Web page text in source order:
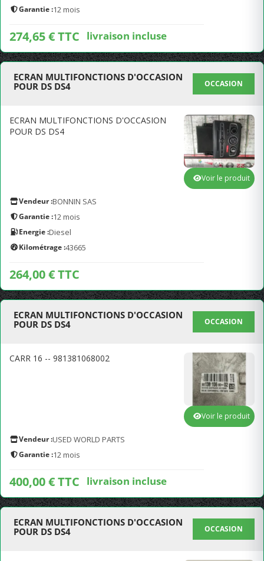
Garantie :12 mois
274,65 € TTC livraison incluse
ECRAN MULTIFONCTIONS D'OCCASION
POUR DS DS4
OCCASION
ECRAN MULTIFONCTIONS D'OCCASION
POUR DS DS4
Vendeur :BONNIN SAS
Garantie :12 mois
Energie :Diesel
Kilométrage :43665
264,00 € TTC
Voir le produit
ECRAN MULTIFONCTIONS D'OCCASION
POUR DS DS4
OCCASION
CARR 16 -- 981381068002
Vendeur :USED WORLD PARTS
Garantie :12 mois
400,00 € TTC livraison incluse
Voir le produit
ECRAN MULTIFONCTIONS D'OCCASION
POUR DS DS4
OCCASION